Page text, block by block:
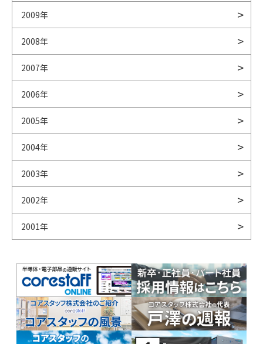
2009年
2008年
2007年
2006年
2005年
2004年
2003年
2002年
2001年